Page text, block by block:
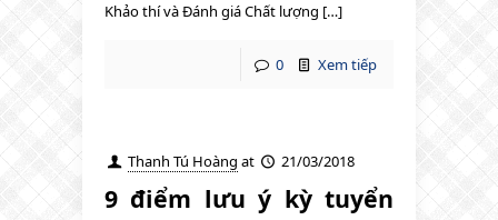
Khảo thí và Đánh giá Chất lượng […]
0 Xem tiếp
Thanh Tú Hoàng at 21/03/2018
9 điểm lưu ý kỳ tuyển